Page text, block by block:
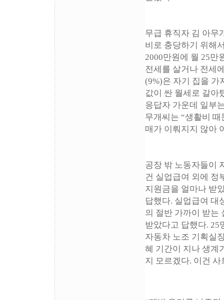
무급 휴직자 김 아무
비로 충당하기 위해
2000만원에 월 25만
전세를 살거나 전세
(9%)은 자기 집을 가
값이 싼 월세로 갈아
응답자 가운데 일부
무개씨는 “생활비
매가 이뤄지지 않아
공장 밖 노동자들이
건 실업급여 외에 정
지원금을 얼마나 받
답했다. 실업급여 대
의 절반 가까이 받는
받았다고 답했다. 25
자동차 노조 기획실
혜 기간이 지나 생계
지 모르겠다. 이건